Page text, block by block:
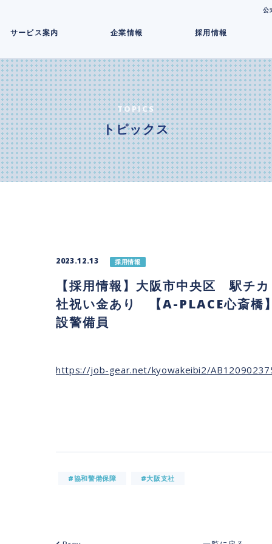
公
ツ
へ
ス
キ
ッ
プ
サービス案内 企業情報 採用情報
TOPICS
トピックス
2023.12.13 採用情報
【採用情報】大阪市中央区 駅チ
社祝い金あり 【A-PLACE心斎橋
設警備員
https://job-gear.net/kyowakeibi2/
#協和警備保障 #大阪支社